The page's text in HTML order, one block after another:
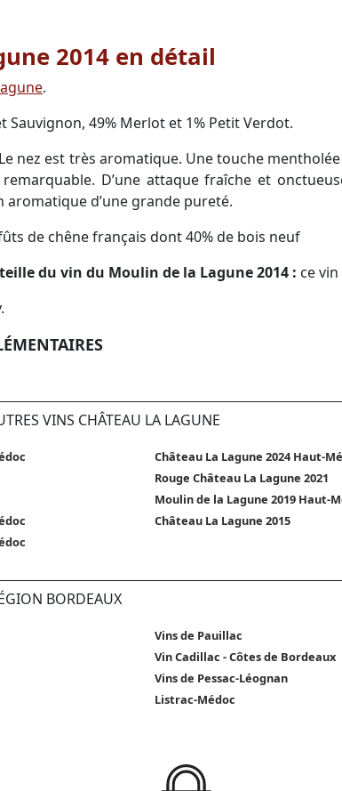
2014 en détail
.
Sauvignon, 49% Merlot et 1% Petit Verdot.
nez est très aromatique. Une touche
D’une attaque fraîche et
d’une grande pureté.
de chêne français dont 40% de bois neuf
du vin du Moulin de la Lagune 2014 : ce
VINS CHÂTEAU LA LAGUNE
Château La Lagune 2024 Haut-
Rouge Château La Lagune 2021
Moulin de la Lagune 2019 Haut-
Château La Lagune 2015
BORDEAUX
Vins de Pauillac
Vin Cadillac - Côtes de Bordeaux
Vins de Pessac-Léognan
Listrac-Médoc